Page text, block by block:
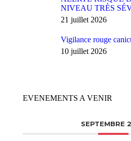
NIVEAU TRÈS
21 juillet 2026
Vigilance rouge
10 juillet 2026
EVENEMENTS A VENIR
SEPTEMBRE